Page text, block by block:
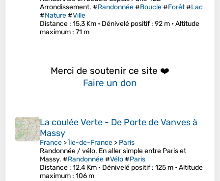
Arrondissement. #Randonnée#Boucle#Forêt#Lac
#Nature#Ville
Distance : 15,3 Km • Dénivelé positif: 92 m •Altitude
maximum : 71 m
Merci de soutenir ce site ❤️
Faire un don
La coulée Verte - De Porte de Vanves à
Massy
France >Île-de-France > Paris
Randonnée / vélo. En aller simple entre Paris et
Massy. #Randonnée#Vélo#Paris
Distance : 12,4 Km • Dénivelé positif: 125 m •Altitude
maximum : 106 m